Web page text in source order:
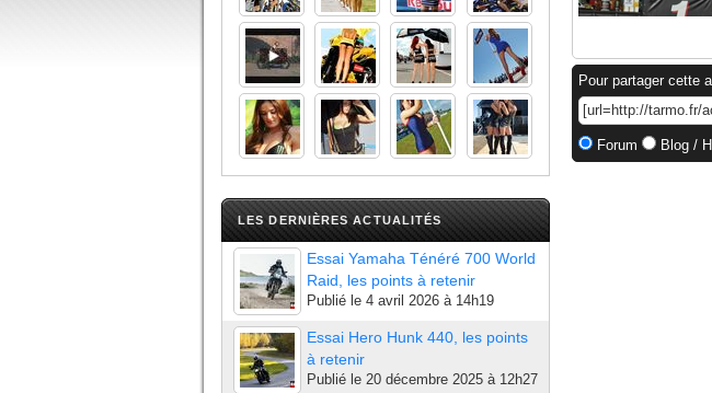
LES DERNIÈRES ACTUALITÉS
Essai Yamaha Ténéré 700 World
Raid, les points à retenir
Publié le 4 avril 2026 à 14h19
Essai Hero Hunk 440, les points
à retenir
Publié le 20 décembre 2025 à 12h27
Pour partager cette
Forum Blog /